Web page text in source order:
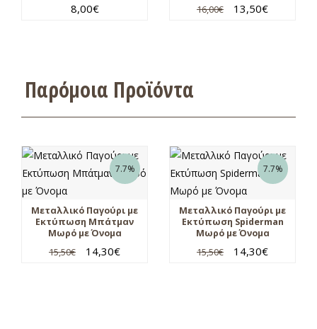
8,00€ 16,00€ 13,50€
Παρόμοια Προϊόντα
7.7%
Μεταλλικό Παγούρι με
Εκτύπωση Μπάτμαν
Μωρό με Όνομα
15,50€ 14,30€
7.7%
Μεταλλικό Παγούρι με
Εκτύπωση Spiderman
Μωρό με Όνομα
15,50€ 14,30€